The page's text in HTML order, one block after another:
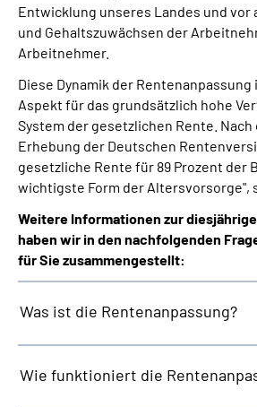
Entwicklung unseres Landes und vor
und Gehaltszuwächsen der
Arbeitnehmer.
Diese Dynamik der
Aspekt für das grundsätzlich hohe
System der gesetzlichen Rente. Nach
Erhebung der Deutschen
gesetzliche Rente für 89 Prozent der
wichtigste Form der Altersvorsorge",
Weitere Informationen zur
haben wir in den nachfolgenden
für Sie zusammengestellt:
Was ist die Rentenanpassung?
Wie funktioniert die